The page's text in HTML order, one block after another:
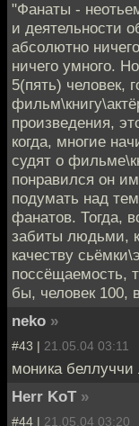
"Фанаты -
и деятельности
абсолютно
ничего умного.
5(пять) человек,
произведения,
когда, многие
судят о
понравился он
подумать над
фанатов. Тогда,
забиты людьми,
качеству
поссёщаемость,
бы, человек 100,
neko »
#43 | 21.05.04 03:11
моника
Herr KoT »
#44 | 21.05.04 03:20